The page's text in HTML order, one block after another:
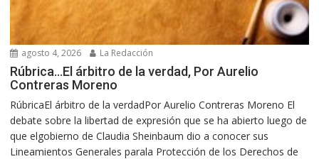
agosto 4, 2026 La Redacción
Rúbrica…El árbitro de la verdad, Por Aurelio
Contreras Moreno
RúbricaEl árbitro de la verdadPor Aurelio Contreras Moreno El
debate sobre la libertad de expresión que se ha abierto luego de
que elgobierno de Claudia Sheinbaum dio a conocer sus
Lineamientos Generales parala Protección de los Derechos de